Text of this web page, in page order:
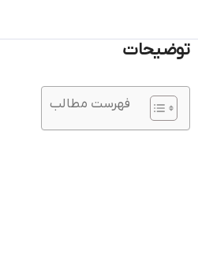
توضیحات
فهرست مطالب